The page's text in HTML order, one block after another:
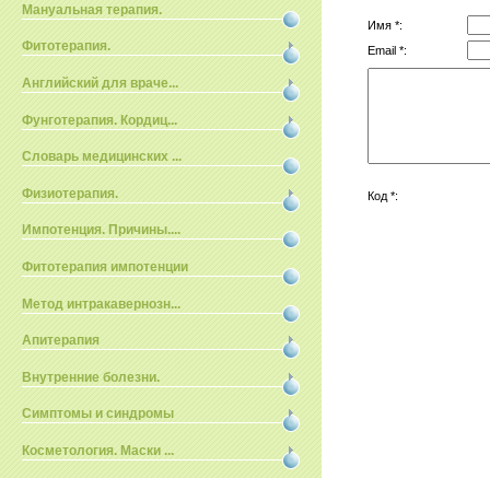
Мануальная терапия.
Фитотерапия.
Английский для враче...
Фунготерапия. Кордиц...
Словарь медицинских ...
Физиотерапия.
Импотенция. Причины....
Фитотерапия импотенции
Метод интракавернозн...
Апитерапия
Внутренние болезни.
Симптомы и синдромы
Косметология. Маски ...
Имя *:
Email *:
Код *: